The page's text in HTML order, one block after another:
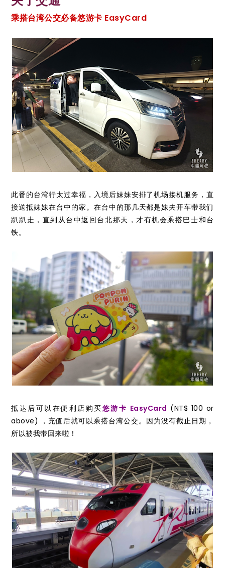
乘搭台湾公交必备悠游卡 EasyCard
此番的台湾行太过幸福，入境后妹妹安排了机场接机服务，直
接送抵妹妹在台中的家。在台中的那几天都是妹夫开车带我们
趴趴走，直到从台中返回台北那天，才有机会乘搭巴士和台
铁。
抵达后可以在便利店购买悠游卡 EasyCard (NT$ 100 or
above) ，充值后就可以乘搭台湾公交。因为没有截止日期，
所以被我带回来啦！